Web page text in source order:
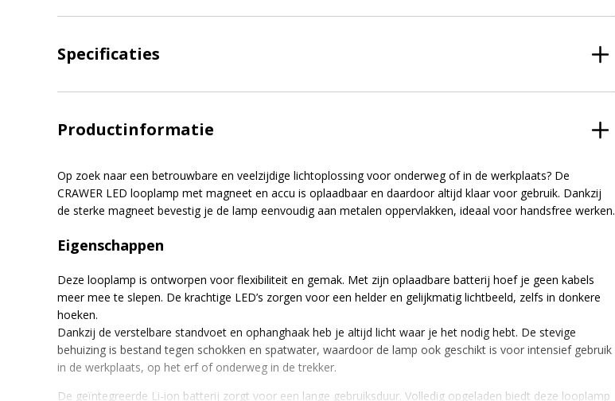
Specificaties
Productinformatie
Op zoek naar een betrouwbare en veelzijdige lichtoplossing voor onderweg of in de werkplaats? De
CRAWER LED looplamp met magneet en accu is oplaadbaar en daardoor altijd klaar voor gebruik. Dankzij
de sterke magneet bevestig je de lamp eenvoudig aan metalen oppervlakken, ideaal voor handsfree werken.
Eigenschappen
Deze looplamp is ontworpen voor flexibiliteit en gemak. Met zijn oplaadbare batterij hoef je geen kabels
meer mee te slepen. De krachtige LED’s zorgen voor een helder en gelijkmatig lichtbeeld, zelfs in donkere
hoeken.
Dankzij de verstelbare standvoet en ophanghaak heb je altijd licht waar je het nodig hebt. De stevige
behuizing is bestand tegen schokken en spatwater, waardoor de lamp ook geschikt is voor intensief gebruik
in de werkplaats, op het erf of onderweg in de trekker.
De geïntegreerde Li-ion batterij zorgt voor een lange gebruiksduur. Volledig opgeladen biedt deze looplamp